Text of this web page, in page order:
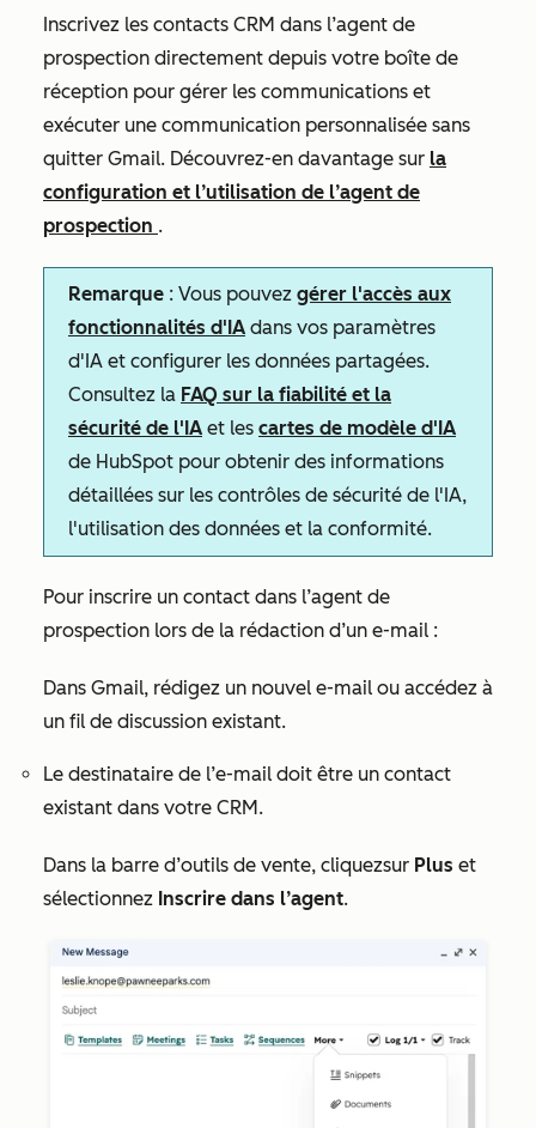
Inscrivez les contacts CRM dans l’agent de
prospection directement depuis votre boîte de
réception pour gérer les communications et
exécuter une communication personnalisée sans
quitter Gmail. Découvrez-en davantage sur la
configuration et l’utilisation de l’agent de
prospection .
Remarque : Vous pouvez gérer l'accès aux
fonctionnalités d'IA dans vos paramètres
d'IA et configurer les données partagées.
Consultez la FAQ sur la fiabilité et la
sécurité de l'IA et les cartes de modèle d'IA
de HubSpot pour obtenir des informations
détaillées sur les contrôles de sécurité de l'IA,
l'utilisation des données et la conformité.
Pour inscrire un contact dans l’agent de
prospection lors de la rédaction d’un e-mail :
Dans Gmail, rédigez un nouvel e-mail ou accédez à
un fil de discussion existant.
Le destinataire de l’e-mail doit être un contact
existant dans votre CRM.
Dans la barre d’outils de vente, cliquezsur Plus et
sélectionnez Inscrire dans l’agent.